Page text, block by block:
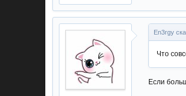
En3rgy
Что
Если